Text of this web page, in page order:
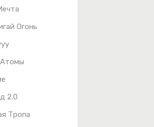
Огонь
Атомы
2.0
Тропа